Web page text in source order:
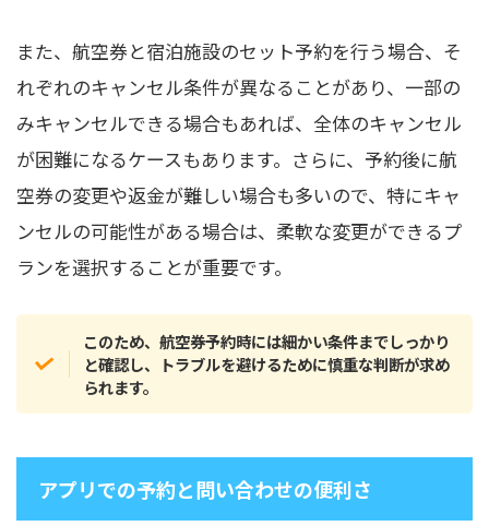
また、航空券と宿泊施設のセット予約を行う場合、そ
れぞれのキャンセル条件が異なることがあり、一部の
みキャンセルできる場合もあれば、全体のキャンセル
が困難になるケースもあります。さらに、予約後に航
空券の変更や返金が難しい場合も多いので、特にキャ
ンセルの可能性がある場合は、柔軟な変更ができるプ
ランを選択することが重要です。
このため、航空券予約時には細かい条件までしっかり
と確認し、トラブルを避けるために慎重な判断が求め
られます。
アプリでの予約と問い合わせの便利さ